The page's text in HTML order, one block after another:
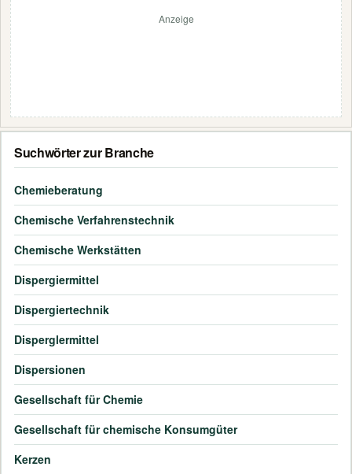
Anzeige
Suchwörter zur Branche
Chemieberatung
Chemische Verfahrenstechnik
Chemische Werkstätten
Dispergiermittel
Dispergiertechnik
Disperglermittel
Dispersionen
Gesellschaft für Chemie
Gesellschaft für chemische Konsumgüter
Kerzen